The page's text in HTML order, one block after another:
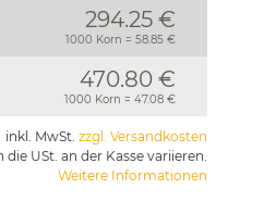
294.25 €
1000 Korn = 58.85 €
470.80 €
1000 Korn = 47.08 €
inkl. MwSt. zzgl. Versandkosten
USt. an der Kasse variieren.
Weitere Informationen